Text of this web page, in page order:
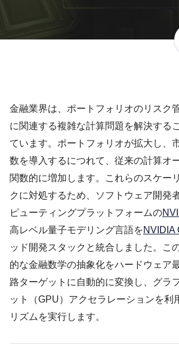
金融業界は、ポートフォリオのリスク
に関連する複雑な計算問題を解決する
ています。ポートフォリオが拡大し、
数を導入するにつれて、従来の計算オ
関数的に増加します。これらのスケー
クに対処するため、ソフトウェア開発
ピューティングプラットフォームの
高レベル量子モデリング言語をNVIDIA
ッド開発スタックと統合しました。こ
的な金融数学の抽象化をハードウェア
路ターゲットに自動的に変換し、グラ
ット（GPU）アクセラレーションを利
リズムを実行します。